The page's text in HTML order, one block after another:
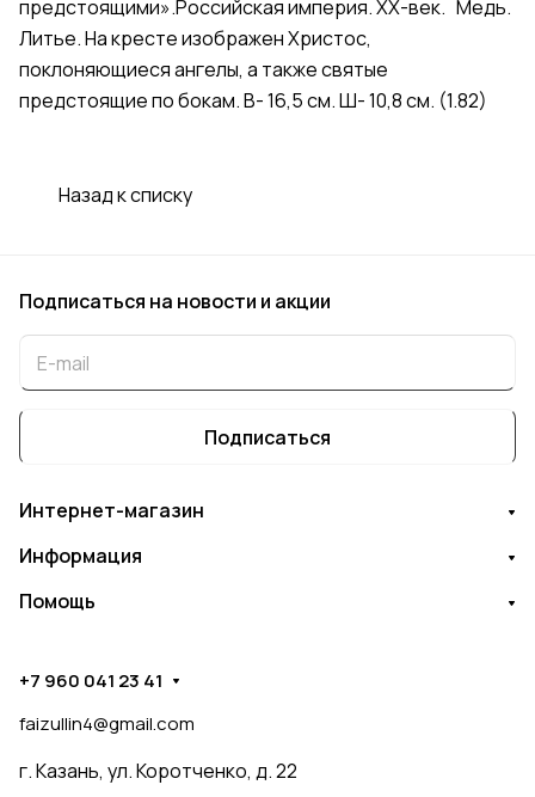
предстоящими».Российская империя. XX-век. Медь.
Литье. На кресте изображен Христос,
поклоняющиеся ангелы, а также святые
предстоящие по бокам. В- 16,5 см. Ш- 10,8 см. (1.82)
Назад к списку
Подписаться на новости и акции
Подписаться
Интернет-магазин
Информация
Помощь
+7 960 041 23 41
faizullin4@gmail.com
г. Казань, ул. Коротченко, д. 22